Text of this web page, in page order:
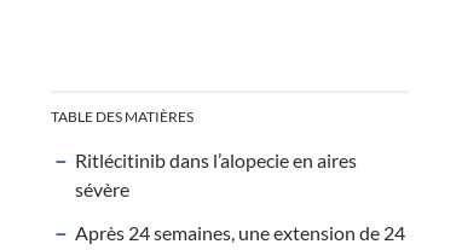
TABLE DES MATIÈRES
Ritlécitinib dans l’alopecie en aires
sévère
Après 24 semaines, une extension de 24